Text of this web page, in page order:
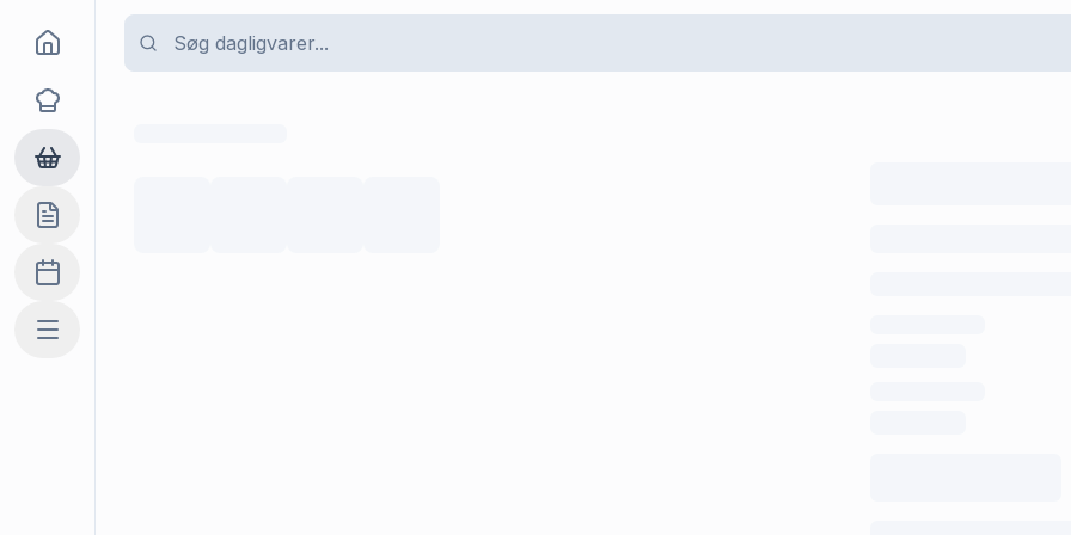
Goma
Opskrifter
Dagligvarer
Indkøbslisten
Madplan
Mere